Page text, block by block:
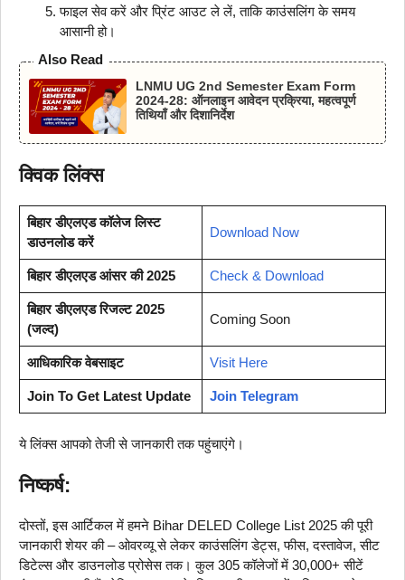
फाइल सेव करें और प्रिंट आउट ले लें, ताकि काउंसलिंग के समय
आसानी हो।
Also Read
LNMU UG 2nd Semester Exam Form
2024-28: ऑनलाइन आवेदन प्रक्रिया, महत्वपूर्ण
तिथियाँ और दिशानिर्देश
क्विक लिंक्स
बिहार डीएलएड कॉलेज लिस्ट
डाउनलोड करें
Download Now
बिहार डीएलएड आंसर की 2025 Check & Download
बिहार डीएलएड रिजल्ट 2025
(जल्द)
Coming Soon
आधिकारिक वेबसाइट Visit Here
Join To Get Latest Update Join Telegram
ये लिंक्स आपको तेजी से जानकारी तक पहुंचाएंगे।
निष्कर्ष:
दोस्तों, इस आर्टिकल में हमने Bihar DELED College List 2025 की पूरी
जानकारी शेयर की – ओवरव्यू से लेकर काउंसलिंग डेट्स, फीस, दस्तावेज, सीट
डिटेल्स और डाउनलोड प्रोसेस तक। कुल 305 कॉलेजों में 30,000+ सीटें